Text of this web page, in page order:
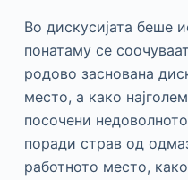
Во дискусијата беше
понатаму се
родово заснована
место, а како
посочени
поради страв од
работното место,